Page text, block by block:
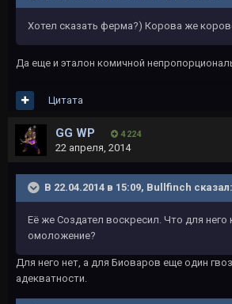
Хотел сказать ферма?) Корова же
Да еще и эталон комичной
Цитата
GG WP 4 224
22 апреля, 2014
В 22.04.2014 в 15:09, Bullfinch сказал:
Её же Создател воскресил. Что для него
омоложение?
Для него нет, а для Биоваров еще один
адекватности.